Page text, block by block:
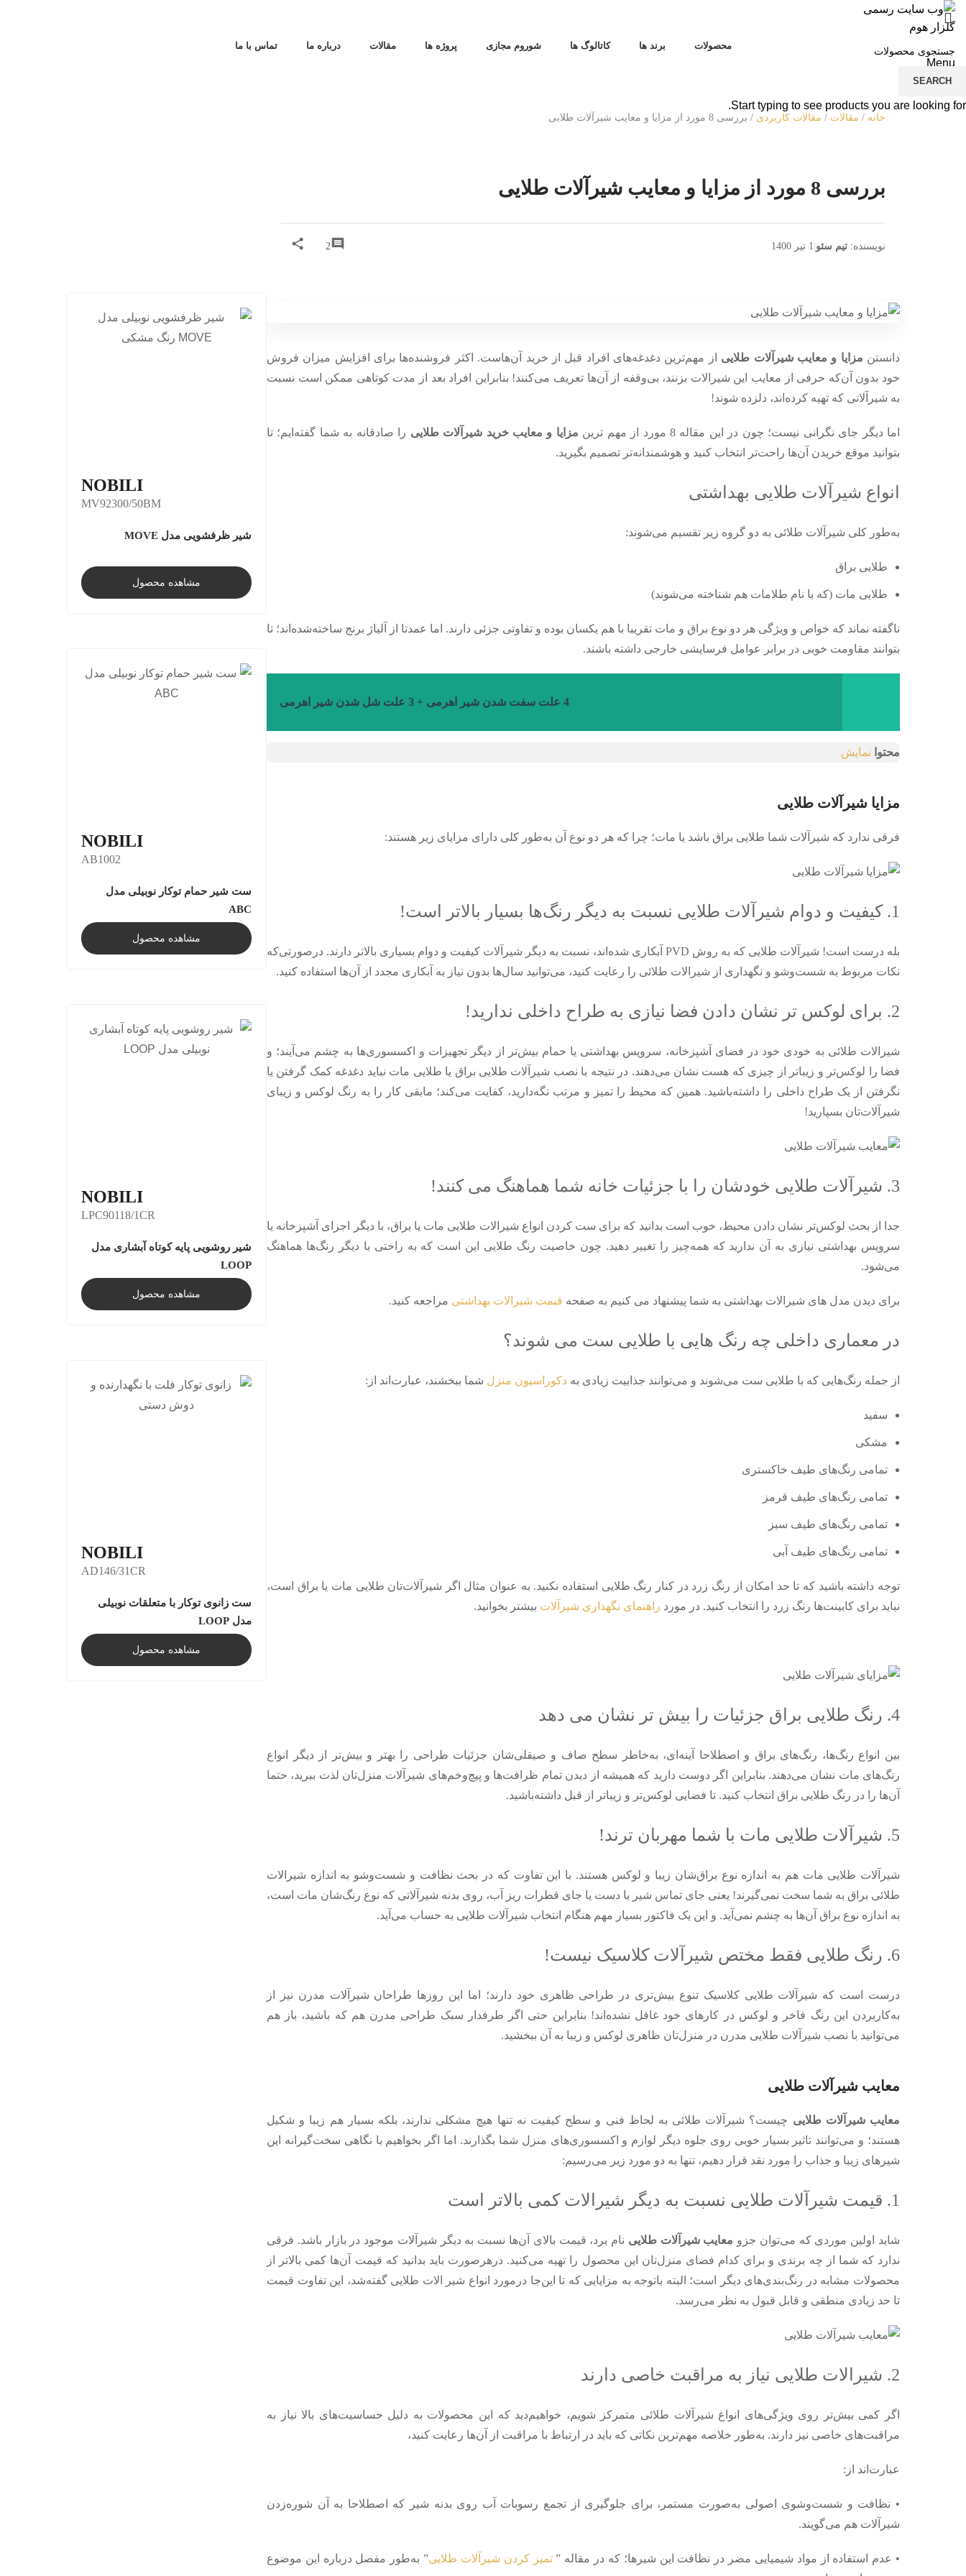
محصولات برند ها کاتالوگ ها شوروم مجازی پروژه ها مقالات درباره ما تماس با ما
Menu
خانه / مقالات / مقالات کاربردی / بررسی 8 مورد از مزایا و معایب شیرآلات طلایی
بررسی 8 مورد از مزایا و معایب شیرآلات طلایی
نویسنده: تیم سئو 1 تیر 1400 2
دانستن مزایا و معایب شیرآلات طلایی از مهم‌ترین دغدغه‌های افراد قبل از خرید آن‌هاست. اکثر فروشنده‌ها برای افزایش میزان فروش
خود بدون آن‌که حرفی از معایب این شیرالات بزنند، بی‌وقفه از آن‌ها تعریف می‌کنند! بنابراین افراد بعد از مدت کوتاهی ممکن است نسبت
به شیرآلاتی که تهیه کرده‌اند، دلزده شوند!
اما دیگر جای نگرانی نیست؛ چون در این مقاله 8 مورد از مهم‌ ترین مزایا و معایب خرید شیرآلات طلایی را صادقانه به شما گفته‌ایم؛ تا
بتوانید موقع خریدن آن‌ها راحت‌تر انتخاب کنید و هوشمندانه‌تر تصمیم بگیرید.
انواع شیرآلات طلایی بهداشتی
به‌طور کلی شیرآلات طلائی به دو گروه زیر تقسیم ‌می‌شوند:
طلایی براق
طلایی مات (که با نام طلامات هم شناخته می‌شوند)
ناگفته نماند که خواص و ویژگی هر دو نوع براق و مات تقریبا با هم یکسان بوده و تفاوتی جزئی دارند. اما عمدتا از آلیاژ برنج ساخته‌شده‌اند؛ تا
بتوانند مقاومت خوبی در برابر عوامل فرسایشی خارجی داشته‌ باشند.
4 علت سفت شدن شیر اهرمی + 3 علت شل شدن شیر اهرمی
محتوا نمایش
مزایا شیرآلات طلایی
فرقی ندارد که شیرآلات شما طلایی براق باشد یا مات؛ چرا که هر دو نوع آن به‌طور کلی دارای مزایای زیر هستند:
1. کیفیت و دوام شیرآلات طلایی نسبت به دیگر رنگ‌ها بسیار بالاتر است!
بله درست است! شیرآلات طلایی که به روش PVD آبکاری شده‌اند، نسبت به دیگر شیرآلات کیفیت و دوام بسیاری بالاتر دارند. درصورتی‌که
نکات مربوط به شست‌وشو و نگهداری از شیرالات طلائی را رعایت کنید، می‌توانید سال‌ها بدون نیاز به آبکاری مجدد از آن‌ها استفاده کنید.
2. برای لوکس‌ تر نشان دادن فضا نیازی به طراح داخلی ندارید!
شیرالات طلائی به خودی خود در فضای آشپزخانه، سرویس بهداشتی یا حمام بیش‌تر از دیگر تجهیزات و اکسسوری‌ها به چشم می‌آیند؛ و
فضا را لوکس‌تر و زیباتر از چیزی که هست نشان می‌دهند. در نتیجه با نصب شیرآلات طلایی براق یا طلایی مات نباید دغدغه کمک گرفتن یا
نگرفتن از یک طراح داخلی را داشته‌باشید. همین که محیط را تمیز و مرتب نگه‌دارید، کفایت می‌کند؛ مابقی کار را به رنگ لوکس و زیبای
شیرآلات‌تان بسپارید!
3. شیرآلات طلایی خودشان را با جزئیات خانه شما هماهنگ می‌ کنند!
جدا از بحث لوکس‌تر نشان دادن محیط، خوب است بدانید که برای ست کردن انواع شیرالات طلایی مات یا براق، با دیگر اجزای آشپزخانه یا
سرویس بهداشتی نیازی به آن ندارید که همه‌چیز را تغییر دهید. چون خاصیت رنگ طلایی این است که به راحتی با دیگر رنگ‌ها هماهنگ
می‌شود.
برای دیدن مدل های شیرالات بهداشتی به شما پیشنهاد می کنیم به صفحه قیمت شیرالات بهداشتی مراجعه کنید.
در معماری داخلی چه رنگ‌ هایی با طلایی ست می‌ شوند؟
از جمله رنگ‌هایی که با طلایی ست می‌شوند و می‌توانند جذابیت زیادی به دکوراسیون منزل شما ببخشند، عبارت‌اند از:
سفید
مشکی
تمامی رنگ‌های طیف خاکستری
تمامی رنگ‌های طیف قرمز
تمامی رنگ‌های طیف سبز
تمامی رنگ‌های طیف آبی
توجه داشته‌ باشید که تا حد امکان از رنگ زرد در کنار رنگ طلایی استفاده نکنید. به‌ عنوان مثال اگر شیرآلات‌تان طلایی مات یا براق است،
نباید برای کابینت‌ها رنگ زرد را انتخاب کنید. در مورد راهنمای نگهداری شیرآلات بیشتر بخوانید.
4. رنگ طلایی براق جزئیات را بیش‌ تر نشان می‌ دهد
بین انواع رنگ‌ها، رنگ‌های براق و اصطلاحا آینه‌ای، به‌خاطر سطح صاف و صیقلی‌شان جزئیات طراحی را بهتر و بیش‌تر از دیگر انواع
رنگ‌های مات نشان می‌دهند. بنابراین اگر دوست دارید که همیشه از دیدن تمام ظرافت‌ها و پیچ‌وخم‌های شیرآلات منزل‌تان لذت ببرید، حتما
آن‌ها را در رنگ طلایی براق انتخاب کنید. تا فضایی لوکس‌تر و زیباتر از قبل داشته‌باشید.
5. شیرآلات طلایی مات با شما مهربان‌ ترند!
شیرآلات طلایی مات هم به اندازه نوع براق‌شان زیبا و لوکس هستند. با این تفاوت که در بحث نظافت و شست‌وشو به اندازه شیرالات
طلائی براق به شما سخت نمی‌گیرند! یعنی جای تماس شیر با دست یا جای قطرات ریز آب، روی بدنه شیرآلاتی که نوع رنگ‌شان مات است،
به اندازه نوع براق آن‎‌ها به چشم نمی‌آید. و این یک فاکتور بسیار مهم هنگام انتخاب شیرآلات طلایی به حساب می‌آید.
6. رنگ طلایی فقط مختص شیرآلات کلاسیک نیست!
درست است که شیرآلات طلایی کلاسیک تنوع بیش‌تری در طراحی ظاهری خود دارند؛ اما این روزها طراحان شیرآلات مدرن نیز از
به‌کاربردن این رنگ فاخر و لوکس در کارهای خود غافل نشده‌اند! بنابراین حتی اگر طرفدار سبک طراحی مدرن هم که باشید، باز هم
می‌توانید با نصب شیرآلات طلایی مدرن در منزل‌تان ظاهری لوکس و زیبا به ‌آن ببخشید.
معایب شیرآلات طلایی
معایب شیرآلات طلایی چیست؟ شیرآلات طلائی به لحاظ فنی و سطح کیفیت نه تنها هیچ مشکلی ندارند، بلکه بسیار هم زیبا و شکیل
هستند؛ و می‌توانند تاثیر بسیار خوبی روی جلوه دیگر لوازم و اکسسوری‌های منزل شما بگذارند. اما اگر بخواهیم با نگاهی سخت‌گیرانه این
شیرهای زیبا و جذاب را مورد نقد قرار دهیم، تنها به دو مورد زیر می‌رسیم:
1. قیمت شیرآلات طلایی نسبت به دیگر شیرالات کمی بالاتر است
شاید اولین موردی که می‌توان جزو معایب شیرآلات طلایی نام برد، قیمت بالای آن‌ها نسبت به دیگر شیرآلات موجود در بازار باشد. فرقی
ندارد که شما از چه برندی و برای کدام فضای منزل‌تان این محصول را تهیه می‌کنید. درهرصورت باید بدانید که قیمت آن‌ها کمی بالاتر از
محصولات مشابه در رنگ‌بندی‌های دیگر است؛ البته باتوجه به مزایایی که تا این‌جا درمورد انواع شیر الات طلایی گفته‌شد، این تفاوت قیمت
تا حد زیادی منطقی و قابل قبول به نظر می‌رسد.
2. شیرالات طلایی نیاز به مراقبت خاصی دارند
اگر کمی بیش‌تر روی ویژگی‌های انواع شیرآلات طلائی متمرکز شویم، خواهیم‌دید که این محصولات به دلیل حساسیت‌های بالا نیاز به
مراقبت‌های خاصی نیز دارند. به‌طور خلاصه مهم‌ترین نکاتی که باید در ارتباط با مراقبت از آن‎‌ها رعایت کنید،
عبارت‌اند از:
• نظافت و شست‌وشوی اصولی به‌صورت مستمر، برای جلوگیری از تجمع رسوبات آب روی بدنه شیر که اصطلاحا به آن شوره‌زدن
شیرآلات هم می‌گویند.
• عدم استفاده از مواد شیمیایی مضر در نظافت این شیرها؛ که در مقاله ”تميز كردن شيرآلات طلايی” به‌طور مفصل درباره این موضوع
NOBILI
MV92300/50BM
شیر ظرفشویی مدل MOVE
مشاهده محصول
NOBILI
AB1002
ست شیر حمام توکار نوبیلی مدل
ABC
مشاهده محصول
NOBILI
LPC90118/1CR
شیر روشویی پایه کوتاه آبشاری مدل
LOOP
مشاهده محصول
NOBILI
AD146/31CR
ست زانوی توکار با متعلقات نوبیلی
مدل LOOP
مشاهده محصول
SEARCH
Start typing to see products you are looking for.